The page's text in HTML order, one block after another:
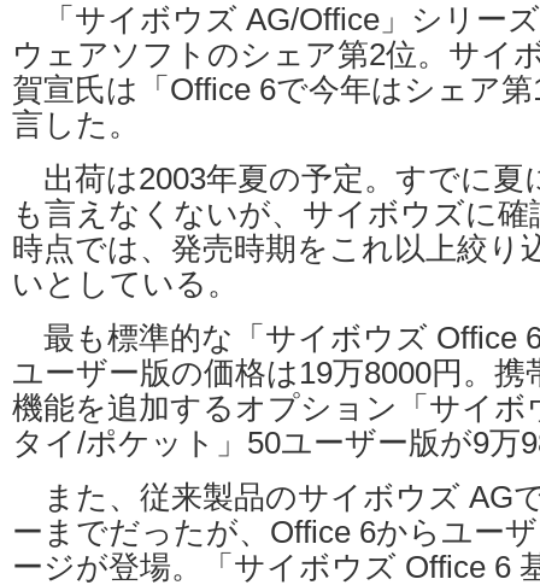
「サイボウズ AG/Office」シリー
ウェアソフトのシェア第2位。サイ
賀宣氏は「Office 6で今年はシェア
言した。
出荷は2003年夏の予定。すでに夏
も言えなくないが、サイボウズに
時点では、発売時期をこれ以上絞り
いとしている。
最も標準的な「サイボウズ Office
ユーザー版の価格は19万8000円。
機能を追加するオプション「サイボ
タイ/ポケット」50ユーザー版が9万
また、従来製品のサイボウズ AG
ーまでだったが、Office 6からユー
ージが登場。「サイボウズ Office 6